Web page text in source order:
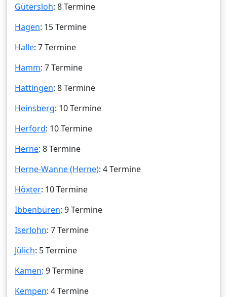
Gütersloh: 8 Termine
Hagen: 15 Termine
Halle: 7 Termine
Hamm: 7 Termine
Hattingen: 8 Termine
Heinsberg: 10 Termine
Herford: 10 Termine
Herne: 8 Termine
Herne-Wanne (Herne): 4 Termine
Höxter: 10 Termine
Ibbenbüren: 9 Termine
Iserlohn: 7 Termine
Jülich: 5 Termine
Kamen: 9 Termine
Kempen: 4 Termine